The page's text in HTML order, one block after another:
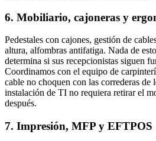
6. Mobiliario, cajoneras y
Pedestales con cajones, gestión de
altura, alfombras antifatiga. Nada de
determina si sus recepcionistas siguen
Coordinamos con el equipo de
cable no choquen con las correderas de
instalación de TI no requiera retirar el
después.
7. Impresión, MFP y EFTPOS